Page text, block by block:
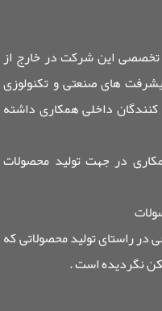
تخصصی این شرکت در خارج از
های صنعتی و تکنولوزی
داخلی همکاری داشته
در جهت تولید محصولات
راستای تولید محصولاتی که
نگردیده است .